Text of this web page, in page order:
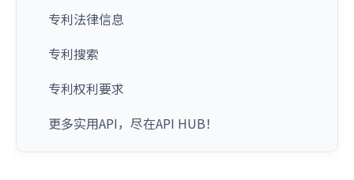
专利法律信息
专利搜索
专利权利要求
更多实用API，尽在API HUB！